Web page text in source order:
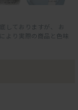
しておりますが、 お
より実際の商品と色味